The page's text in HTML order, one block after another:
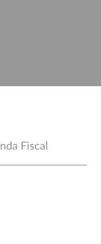
Fiscal